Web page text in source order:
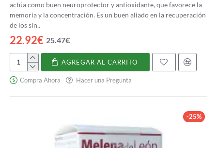
actúa como buen neuroprotector y antioxidante, que favorece la
memoria y la concentración. Es un buen aliado en la recuperación
de los sín..
22.92€ 25.47€
Ginkgo
Holofit
AGREGAR AL CARRITO
Compra Ahora Hacer una Pregunta
-25%